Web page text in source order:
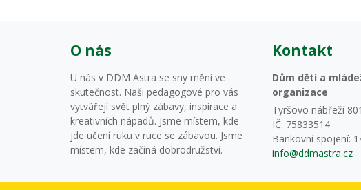
O nás
U nás v DDM Astra se sny mění ve
skutečnost. Naši pedagogové pro vás
vytvářejí svět plný zábavy, inspirace a
kreativních nápadů. Jsme místem, kde
jde učení ruku v ruce se zábavou. Jsme
místem, kde začíná dobrodružství.
Kontakt
Dům dětí a
organizace
Tyršovo nábřeží
IČ: 75833514
Bankovní spojení:
info@ddmastra.cz